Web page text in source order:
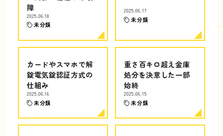
障
2025.06.18
未分類
2025.06.17
未分類
カードやスマホで解
錠電気錠認証方式の
仕組み
2025.06.16
未分類
重さ百キロ超え金庫
処分を決意した一部
始終
2025.06.15
未分類